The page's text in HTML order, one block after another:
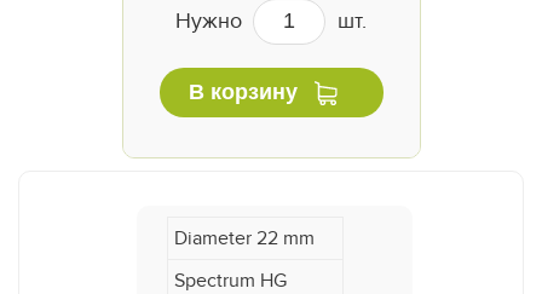
Нужно шт.
В корзину
Diameter 22 mm
Spectrum HG